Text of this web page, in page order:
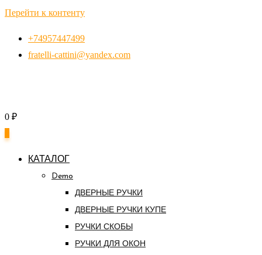
Перейти к контенту
+74957447499
fratelli-cattini@yandex.com
0 ₽
КАТАЛОГ
Demo
ДВЕРНЫЕ РУЧКИ
ДВЕРНЫЕ РУЧКИ КУПЕ
РУЧКИ СКОБЫ
РУЧКИ ДЛЯ ОКОН